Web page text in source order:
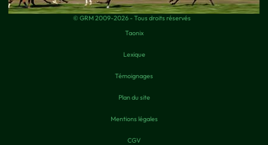
© GRM 2009-2026 - Tous droits réservés
Taonix
Lexique
Témoignages
Plan du site
Mentions légales
CGV